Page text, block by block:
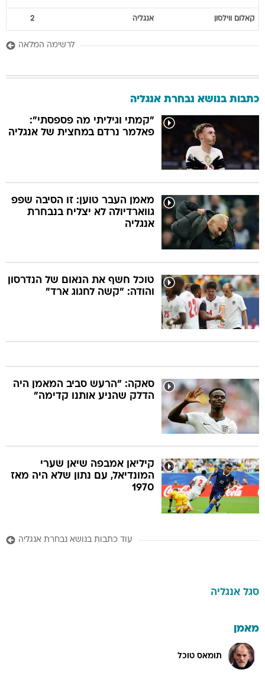
קאלום ווילסון אנגליה 2
לרשימה המלאה
כתבות בנושא נבחרת אנגליה
"קמתי וגיליתי מה פספסתי":
פאלמר נרדם במחצית של אנגליה
מאמן העבר טוען: זו הסיבה שפפ
גווארדיולה לא יצליח בנבחרת
אנגליה
טוכל חשף את הנאום של הנדרסון
והודה: "קשה לחגוג ארד"
סאקה: "הרעש סביב המאמן היה
הדלק שהניע אותנו קדימה"
קיליאן אמבפה שיאן שערי
המונדיאל, עם נתון שלא היה מאז
1970
עוד כתבות בנושא נבחרת אנגליה
סגל אנגליה
מאמן
תומאס טוכל